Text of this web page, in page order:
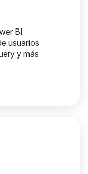
BI
usuarios
y más